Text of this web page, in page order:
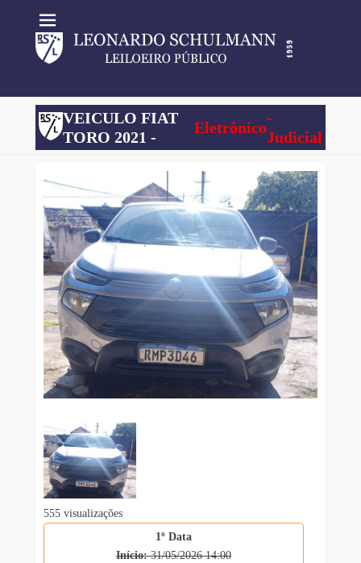
VEICULO FIAT
TORO 2021 -
Eletrônico
-
Judicial
555 visualizações
1º Data
Início:31/05/2026 14:00